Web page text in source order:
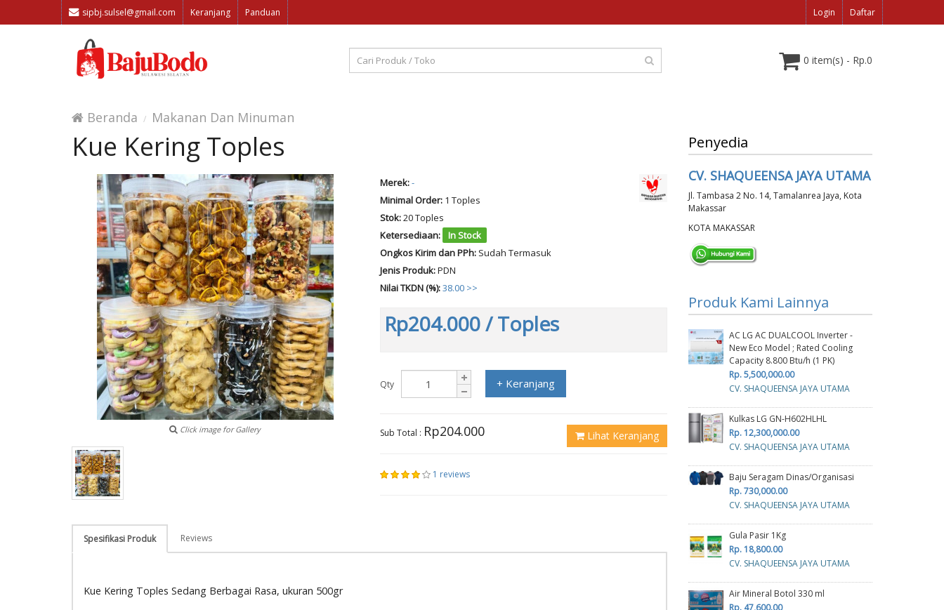
sipbj.sulsel@gmail.com Keranjang Panduan Login Daftar
0 item(s) - Rp.0
Beranda Makanan Dan Minuman
Kue Kering Toples
Click image for Gallery
Merek:-
Minimal Order:1 Toples
Stok:20 Toples
Ketersediaan:
In Stock
Ongkos Kirim dan PPh: Sudah Termasuk
Jenis Produk:PDN
Nilai TKDN (%):38.00 >>
Rp204.000/ Toples
Qty + Keranjang
Sub Total : Rp204.000 Lihat Keranjang
1 reviews
Spesifikasi Produk Reviews
Kue Kering Toples Sedang Berbagai Rasa, ukuran 500gr
Penyedia
CV. SHAQUEENSA JAYA UTAMA
Jl. Tambasa 2 No. 14, Tamalanrea Jaya, Kota
Makassar
KOTA MAKASSAR
Produk Kami Lainnya
AC LG AC DUALCOOL Inverter -
New Eco Model ; Rated Cooling
Capacity 8.800 Btu/h (1 PK)
Rp. 5,500,000.00
CV. SHAQUEENSA JAYA UTAMA
Kulkas LG GN-H602HLHL
Rp. 12,300,000.00
CV. SHAQUEENSA JAYA UTAMA
Baju Seragam Dinas/Organisasi
Rp. 730,000.00
CV. SHAQUEENSA JAYA UTAMA
Gula Pasir 1Kg
Rp. 18,800.00
CV. SHAQUEENSA JAYA UTAMA
Air Mineral Botol 330 ml
Rp. 47,600.00